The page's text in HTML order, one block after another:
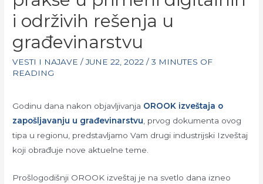
i održivih rešenja u
građevinarstvu
VESTI I NAJAVE /JUNE 22, 2022 /3 MINUTES OF
READING
Godinu dana nakon objavljivanja OROOK izveštaja o
zapošljavanju u građevinarstvu , prvog dokumenta ovog
tipa u regionu, predstavljamo Vam drugi industrijski Izveštaj
koji obrađuje nove aktuelne teme.
Prošlogodišnji OROOK izveštaj je na svetlo dana izneo